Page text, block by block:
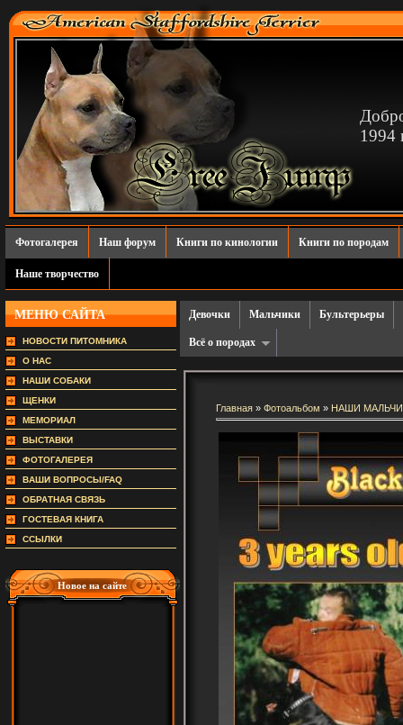
1994
Фотогалерея Наш форум Книги по кинологии Книги по породам
Наше творчество
МЕНЮ САЙТА
НОВОСТИ ПИТОМНИКА
О НАС
НАШИ СОБАКИ
ЩЕНКИ
МЕМОРИАЛ
ВЫСТАВКИ
ФОТОГАЛЕРЕЯ
ВАШИ ВОПРОСЫ/FAQ
ОБРАТНАЯ СВЯЗЬ
ГОСТЕВАЯ КНИГА
ССЫЛКИ
Новое на сайте
Девочки Мальчики Бультерьеры
Всё о породах
Главная» Фотоальбом » НАШИ